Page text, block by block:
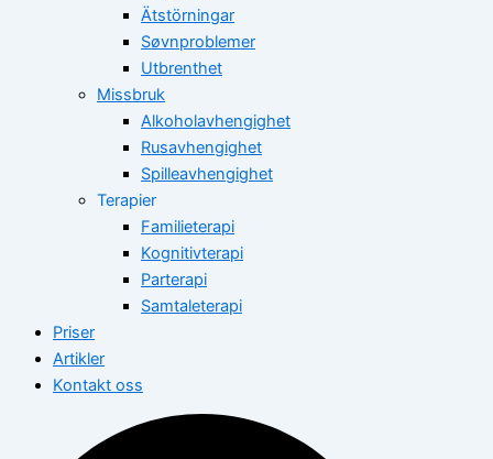
Ätstörningar
Søvnproblemer
Utbrenthet
Missbruk
Alkoholavhengighet
Rusavhengighet
Spilleavhengighet
Terapier
Familieterapi
Kognitivterapi
Parterapi
Samtaleterapi
Priser
Artikler
Kontakt oss